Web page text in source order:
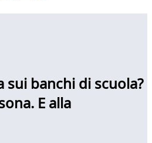
sui banchi di scuola?
E alla